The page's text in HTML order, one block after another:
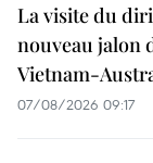
La visite du
nouveau jalon
Vietnam-
07/08/2026 09:17